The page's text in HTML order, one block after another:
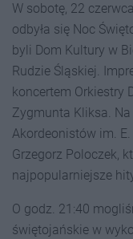
W sobotę, 22
odbyła się Noc
byli Dom Kultury w
Rudzie Śląskiej.
koncertem Orkiestry
Zygmunta Kliksa.
Akordeonistów im.
Grzegorz Poloczek,
najpopularniejsze
O godz. 21:40
świętojańskie w